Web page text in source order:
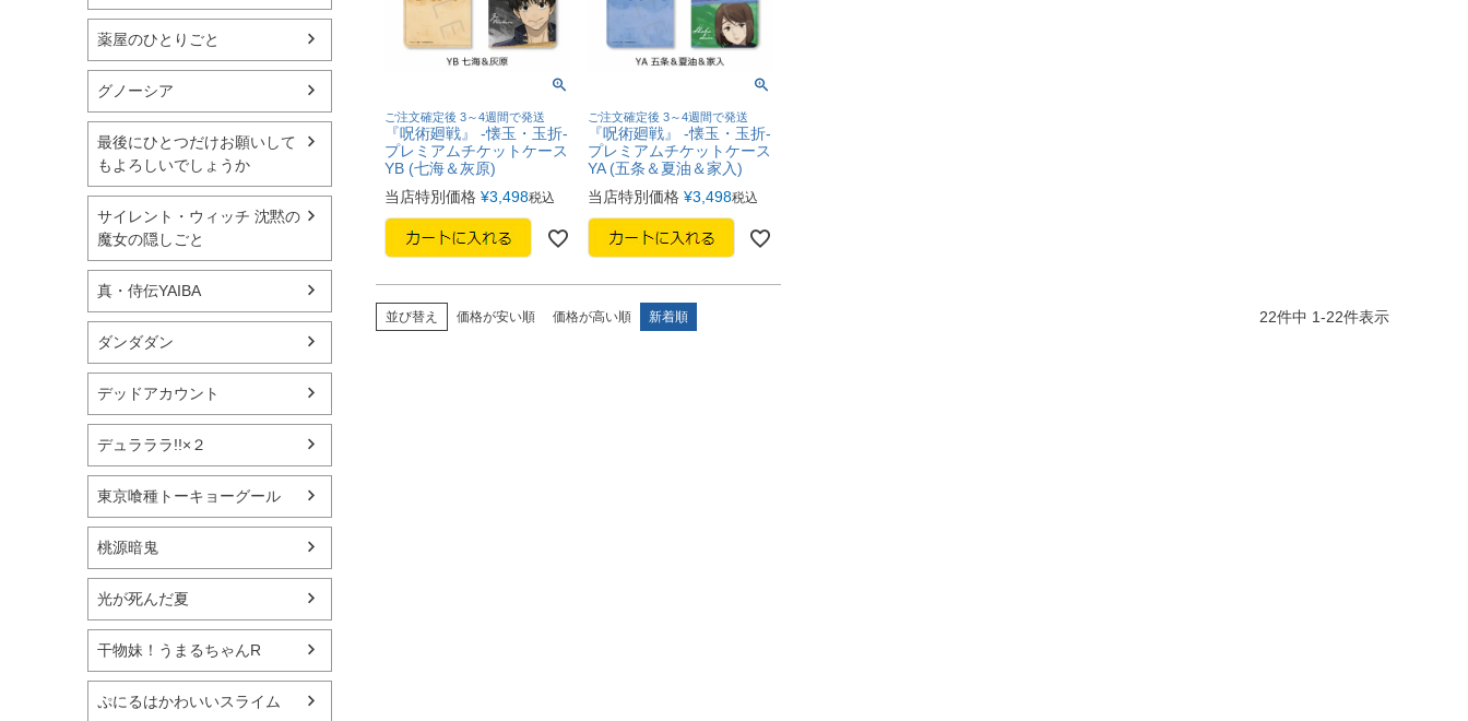
薬屋のひとりごと
グノーシア
最後にひとつだけお願いして
もよろしいでしょうか
サイレント・ウィッチ 沈黙の
魔女の隠しごと
真・侍伝YAIBA
ダンダダン
デッドアカウント
デュラララ!!×２
東京喰種トーキョーグール
桃源暗鬼
光が死んだ夏
干物妹！うまるちゃんR
ぷにるはかわいいスライム
ご注文確定後 3～4週間で発送
『呪術廻戦』 -懐玉・玉折-
プレミアムチケットケース
YB (七海＆灰原)
当店特別価格 ¥3,498税込
ご注文確定後 3～4週間で発送
『呪術廻戦』 -懐玉・玉折-
プレミアムチケットケース
YA (五条＆夏油＆家入)
当店特別価格 ¥3,498税込
並び替え 価格が安い順 価格が高い順 新着順 22件中 1-22件表示